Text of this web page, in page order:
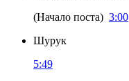
(Начало поста) 3:00
Шурук
5:49